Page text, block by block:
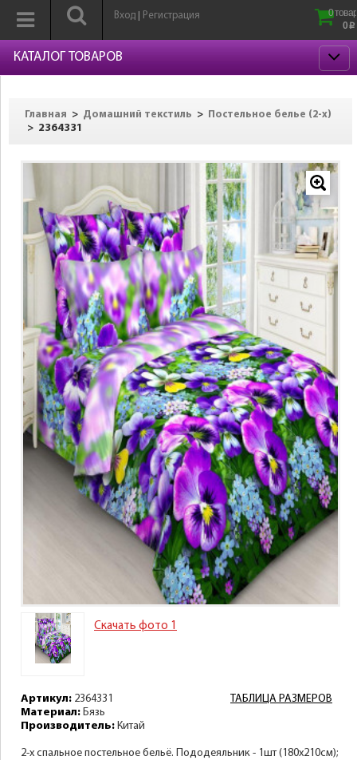
Вход Регистрация
0
0 p
КАТАЛОГ ТОВАРОВ
Главная > Домашний текстиль > Постельное белье (2-х)
> 2364331
Скачать фото 1
ТАБЛИЦА РАЗМЕРОВ
Артикул: 2364331
Материал: Бязь
Производитель: Китай
2-х спальное постельное бельё. Пододеяльник - 1шт (180х210см);